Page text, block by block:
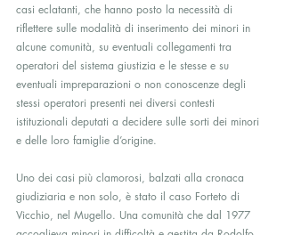
casi eclatanti, che hanno posto la necessità di
riflettere sulle modalità di inserimento dei minori in
alcune comunità, su eventuali collegamenti tra
operatori del sistema giustizia e le stesse e su
eventuali impreparazioni o non conoscenze degli
stessi operatori presenti nei diversi contesti
istituzionali deputati a decidere sulle sorti dei minori
e delle loro famiglie d’origine.
Uno dei casi più clamorosi, balzati alla cronaca
giudiziaria e non solo, è stato il caso Forteto di
Vicchio, nel Mugello. Una comunità che dal 1977